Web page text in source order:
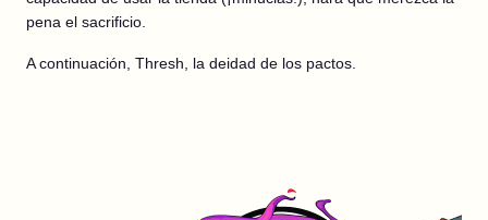
pena el sacrificio.
A continuación, Thresh, la deidad de los pactos.